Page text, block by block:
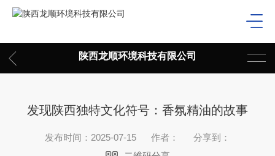
陕西龙顺环境科技有限公司
发现陕西独特文化符号：香氛精油的故事
发布时间：2025-07-15 作者：
分享到：